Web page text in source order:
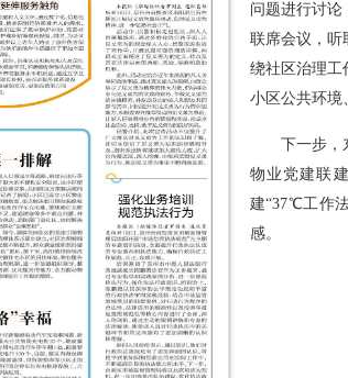
问题进行讨
联席会议，听
绕社区治理工
小区公共环境
下一步，
物业党建联
建“37℃工作
感。